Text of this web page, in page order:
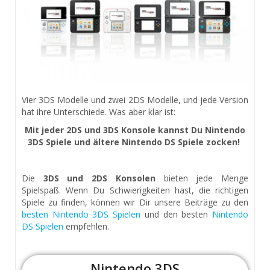
Vier 3DS Modelle und zwei 2DS Modelle, und jede Version
hat ihre Unterschiede. Was aber klar ist:
Mit jeder 2DS und 3DS Konsole kannst Du Nintendo
3DS Spiele und ältere Nintendo DS Spiele zocken!
Die 3DS und 2DS Konsolen bieten jede Menge
Spielspaß. Wenn Du Schwierigkeiten hast, die richtigen
Spiele zu finden, können wir Dir unsere Beiträge zu den
besten Nintendo 3DS Spielen und den besten Nintendo
DS Spielen empfehlen.